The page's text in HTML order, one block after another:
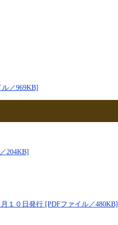
／969KB]
204KB]
１０日発行 [PDFファイル／480KB]